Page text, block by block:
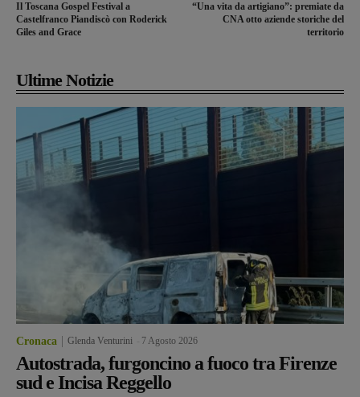
Il Toscana Gospel Festival a
Castelfranco Piandiscò con Roderick
Giles and Grace
“Una vita da artigiano”: premiate da
CNA otto aziende storiche del
territorio
Ultime Notizie
Cronaca Glenda Venturini 7 Agosto 2026
Autostrada, furgoncino a fuoco tra Firenze
sud e Incisa Reggello